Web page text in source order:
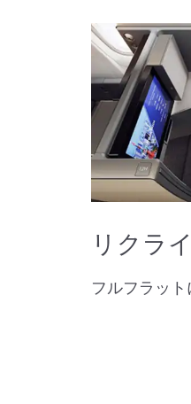
リクラ
フルフラッ